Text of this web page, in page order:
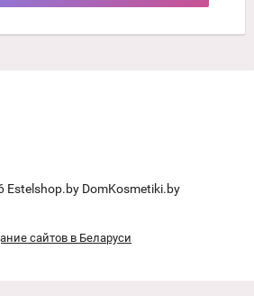
Estelshop.by DomKosmetiki.by
сайтов в Беларуси